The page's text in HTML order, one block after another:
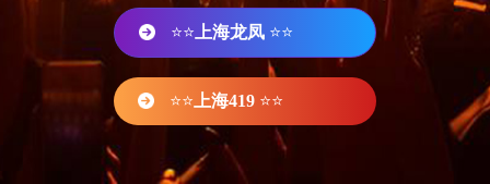
⭐⭐ 上海龙凤 ⭐⭐
⭐⭐ 上海419 ⭐⭐